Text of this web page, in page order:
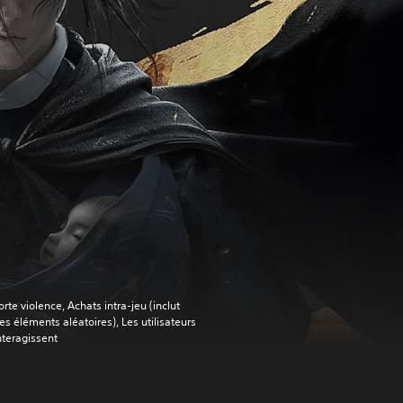
violence, Achats intra-jeu (inclut
éléments aléatoires), Les utilisateurs